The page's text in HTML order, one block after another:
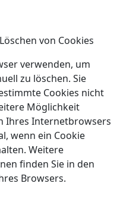
von Cookies
verwenden, um
zu löschen. Sie
Cookies nicht
Möglichkeit
Ihres Internetbrowsers
wenn ein Cookie
Weitere
finden Sie in den
Browsers.